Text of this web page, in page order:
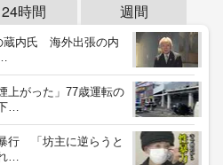
24時間 週間
蔵内氏 海外出張の内
上がった」77歳運転の
…
行 「坊主に逆らうと
…